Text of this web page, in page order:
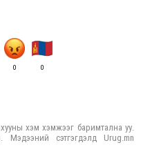
0 0
хэм хэмжээг баримтална уу.
Мэдээний сэтгэгдэлд Urug.mn